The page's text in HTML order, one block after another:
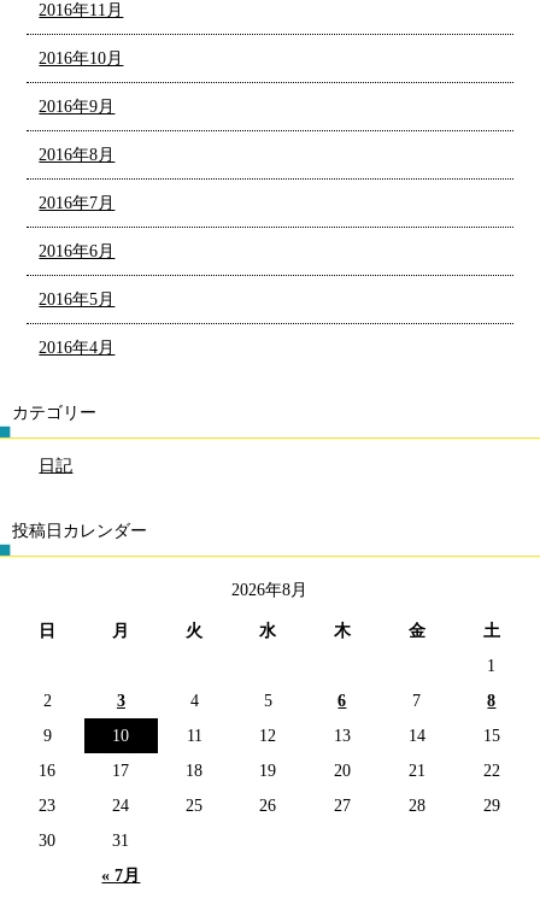
2016年11月
2016年10月
2016年9月
2016年8月
2016年7月
2016年6月
2016年5月
2016年4月
カテゴリー
日記
投稿日カレンダー
2026年8月
日 月 火 水 木 金 土
« 7月
1
2
3 4 5 6 7
8
9
10 11 12 13 14
15
16
17 18 19 20 21
22
23
24 25 26 27 28
29
30
31